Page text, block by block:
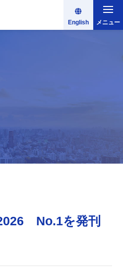
English メニュー
No.1を発刊